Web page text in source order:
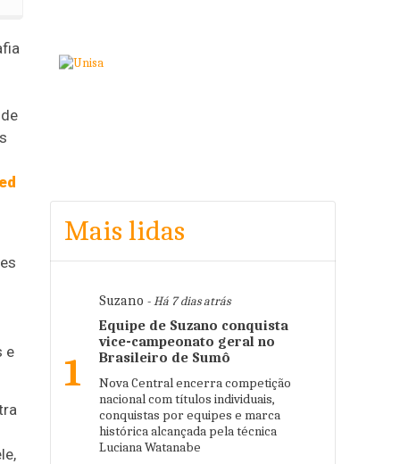
e
Mais lidas
1
Suzano - Há 7 dias atrás
Equipe de Suzano conquista
vice-campeonato geral no
Brasileiro de Sumô
Nova Central encerra competição
nacional com títulos individuais,
conquistas por equipes e marca
histórica alcançada pela técnica
Luciana Watanabe